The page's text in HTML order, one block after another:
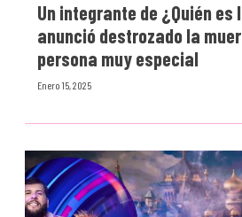
Un integrante de ¿Quién es
anunció destrozado la
persona muy especial
Enero 15, 2025